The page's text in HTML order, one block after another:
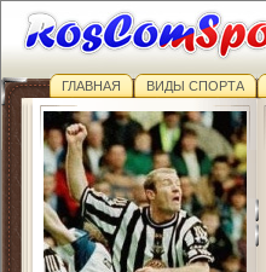
ГЛАВНАЯ ВИДЫ СПОРТА